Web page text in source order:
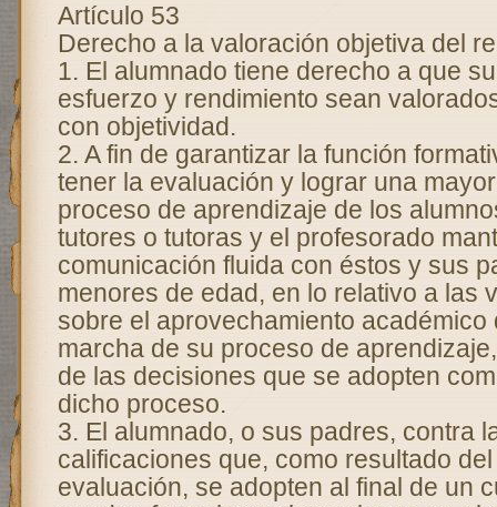
Artículo 53
Derecho a la valoración objetiva del
1. El alumnado tiene derecho a que
esfuerzo y rendimiento sean
con objetividad.
2. A fin de garantizar la función
tener la evaluación y lograr una
proceso de aprendizaje de los
tutores o tutoras y el profesorado
comunicación fluida con éstos y sus
menores de edad, en lo relativo a las
sobre el aprovechamiento académico
marcha de su proceso de
de las decisiones que se adopten
dicho proceso.
3. El alumnado, o sus padres, contra
calificaciones que, como resultado
evaluación, se adopten al final de un